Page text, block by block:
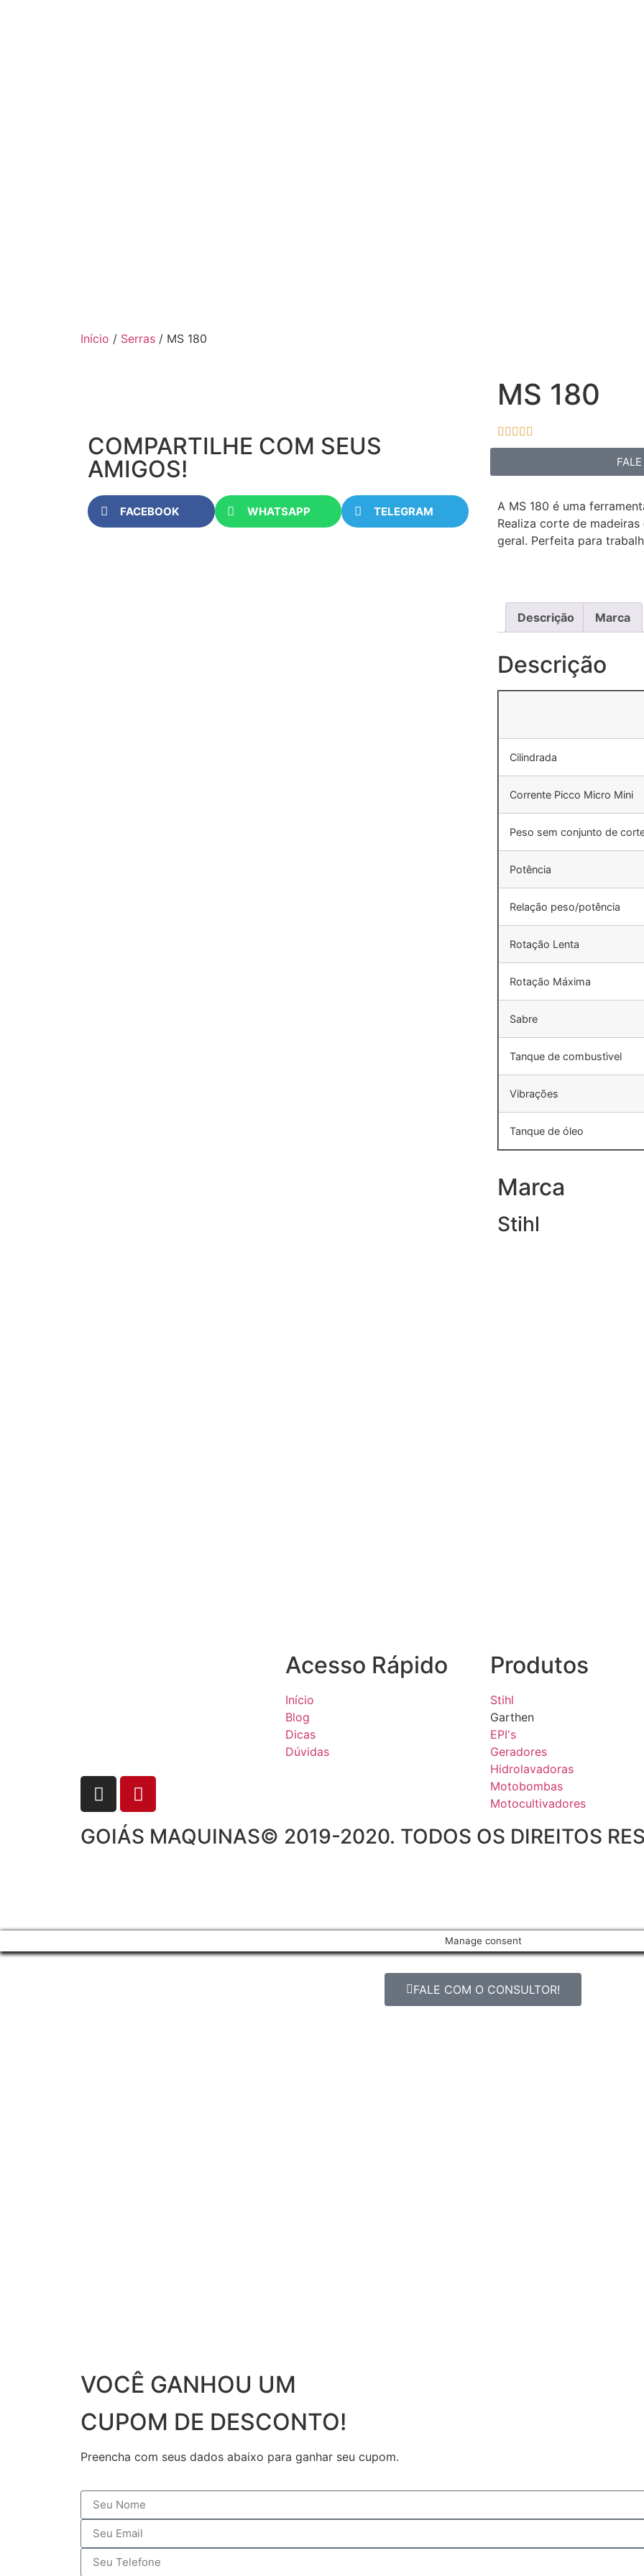
Início / Serras / MS 180
COMPARTILHE COM SEUS
AMIGOS!
FACEBOOK WHATSAPP TELEGRAM
MS 180
    
A MS 180 é uma
Realiza corte de
geral. Perfeita para
Descrição Marca
Descrição
Cilindrada
Corrente Picco Micro Mini
Peso sem conjunto de
Potência
Relação peso/potência
Rotação Lenta
Rotação Máxima
Sabre
Tanque de combustìvel
Vibrações
Tanque de óleo
Marca
Stihl
Acesso Rápido
Início
Blog
Dicas
Dúvidas
Produtos
Stihl
Garthen
EPI's
Geradores
Hidrolavadoras
Motobombas
Motocultivadores
GOIÁS MAQUINAS© 2019-2020. TODOS OS DIREITOS
Manage consent
FALE COM O CONSULTOR!
VOCÊ GANHOU UM
CUPOM DE DESCONTO!
Preencha com seus dados abaixo para ganhar seu cupom.